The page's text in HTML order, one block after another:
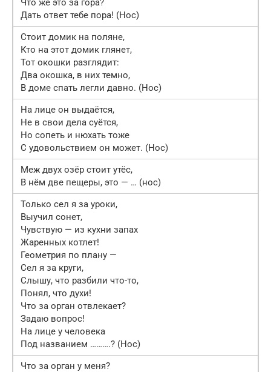
Что же это за гора?
Дать ответ тебе пора! (Нос)
Стоит домик на поляне,
Кто на этот домик глянет,
Тот окошки разглядит:
Два окошка, в них темно,
В доме спать легли давно. (Нос)
На лице он выдаётся,
Не в свои дела суётся,
Но сопеть и нюхать тоже
С удовольствием он может. (Нос)
Меж двух озёр стоит утёс,
В нём две пещеры, это — … (нос)
Только сел я за уроки,
Выучил сонет,
Чувствую — из кухни запах
Жаренных котлет!
Геометрия по плану —
Сел я за круги,
Слышу, что разбили что-то,
Понял, что духи!
Что за орган отвлекает?
Задаю вопрос!
На лице у человека
Под названием ……….? (Нос)
Что за орган у меня?